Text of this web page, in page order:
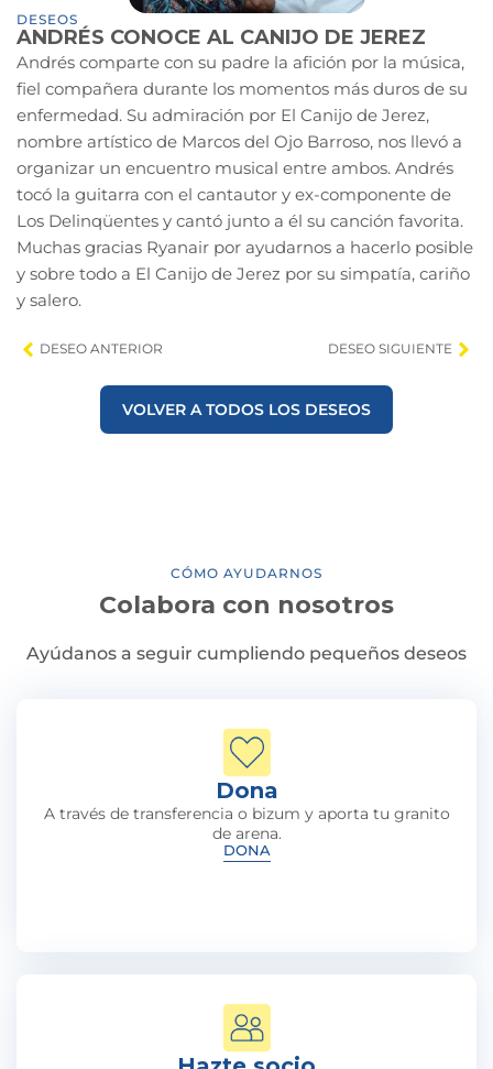
DESEOS
ANDRÉS CONOCE AL CANIJO DE JEREZ
Andrés comparte con su padre la afición por la música,
fiel compañera durante los momentos más duros de su
enfermedad. Su admiración por El Canijo de Jerez,
nombre artístico de Marcos del Ojo Barroso, nos llevó a
organizar un encuentro musical entre ambos. Andrés
tocó la guitarra con el cantautor y ex-componente de
Los Delinqüentes y cantó junto a él su canción favorita.
Muchas gracias Ryanair por ayudarnos a hacerlo posible
y sobre todo a El Canijo de Jerez por su simpatía, cariño
y salero.
DESEO ANTERIOR DESEO SIGUIENTE
VOLVER A TODOS LOS DESEOS
CÓMO AYUDARNOS
Colabora con nosotros
Ayúdanos a seguir cumpliendo pequeños deseos
Dona
A través de transferencia o bizum y aporta tu granito
de arena.
DONA